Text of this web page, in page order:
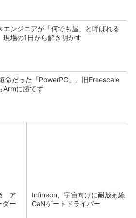
エンジニアが「何でも屋」と呼ばれる
現場の1日から解き明かす
命だった「PowerPC」、旧Freescale
Armに勝てず
ア
ダー
Infineon、宇宙向けに耐放射線
GaNゲートドライバー